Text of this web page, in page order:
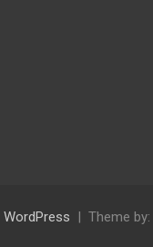
Theme by:
WordPress